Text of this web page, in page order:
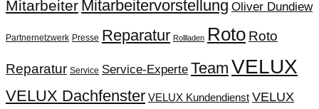
Mitarbeiter Mitarbeitervorstellung Oliver Dundiew
Partnernetzwerk Presse Reparatur Rollladen Roto Roto
Reparatur Service Service-Experte Team VELUX
VELUX Dachfenster VELUX Kundendienst VELUX